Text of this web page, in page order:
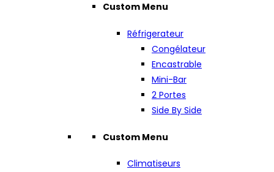
Custom Menu
Réfrigerateur
Congélateur
Encastrable
Mini-Bar
2 Portes
Side By Side
Custom Menu
Climatiseurs